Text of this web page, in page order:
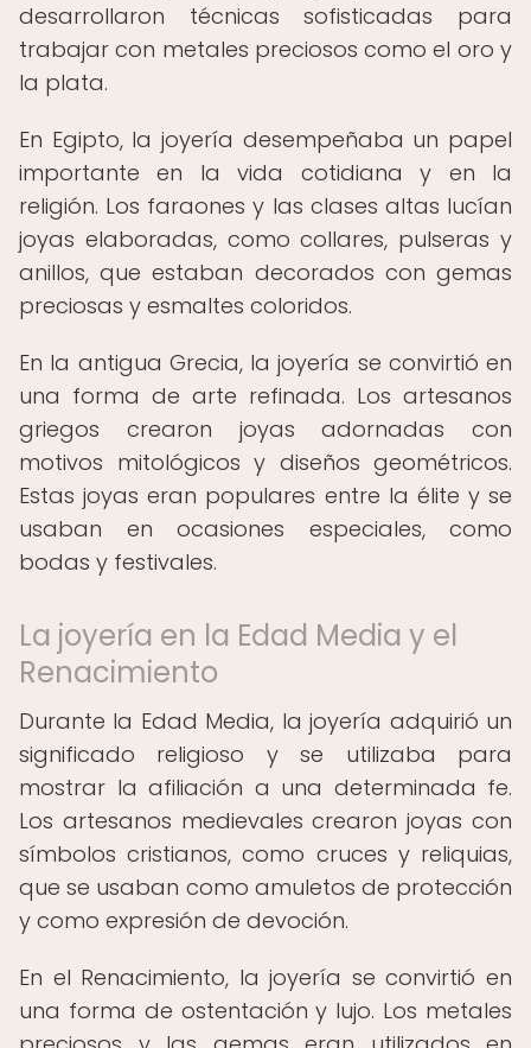
desarrollaron técnicas sofisticadas para
trabajar con metales preciosos como el oro y
la plata.
En Egipto, la joyería desempeñaba un papel
importante en la vida cotidiana y en la
religión. Los faraones y las clases altas lucían
joyas elaboradas, como collares, pulseras y
anillos, que estaban decorados con gemas
preciosas y esmaltes coloridos.
En la antigua Grecia, la joyería se convirtió en
una forma de arte refinada. Los artesanos
griegos crearon joyas adornadas con
motivos mitológicos y diseños geométricos.
Estas joyas eran populares entre la élite y se
usaban en ocasiones especiales, como
bodas y festivales.
La joyería en la Edad Media y el
Renacimiento
Durante la Edad Media, la joyería adquirió un
significado religioso y se utilizaba para
mostrar la afiliación a una determinada fe.
Los artesanos medievales crearon joyas con
símbolos cristianos, como cruces y reliquias,
que se usaban como amuletos de protección
y como expresión de devoción.
En el Renacimiento, la joyería se convirtió en
una forma de ostentación y lujo. Los metales